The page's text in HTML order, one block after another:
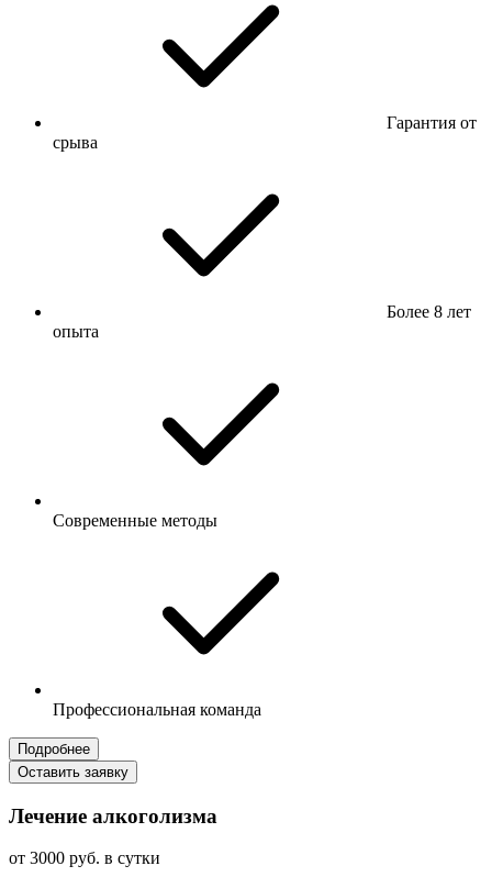
Гарантия от
срыва
Более 8 лет
опыта
Современные методы
Профессиональная команда
Подробнее
Оставить заявку
Лечение алкоголизма
от 3000 руб. в сутки